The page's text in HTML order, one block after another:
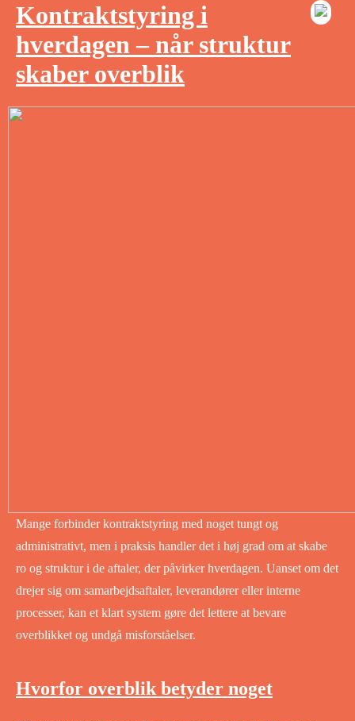
Kontraktstyring i
hverdagen – når struktur
skaber overblik
Mange forbinder kontraktstyring med noget tungt og
administrativt, men i praksis handler det i høj grad om at skabe
ro og struktur i de aftaler, der påvirker hverdagen. Uanset om det
drejer sig om samarbejdsaftaler, leverandører eller interne
processer, kan et klart system gøre det lettere at bevare
overblikket og undgå misforståelser.
Hvorfor overblik betyder noget